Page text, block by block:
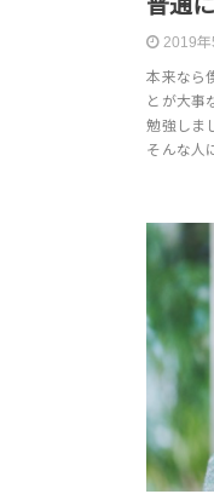
普通
2019年
本来なら
とが大事
勉強しま
そんな人